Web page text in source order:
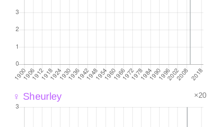
♀ Sheurley ×20